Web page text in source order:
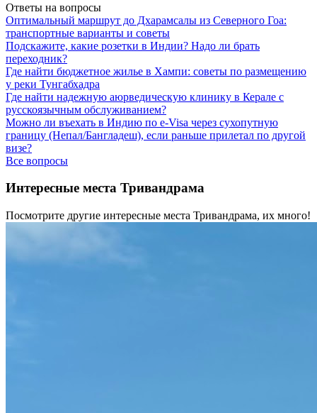
Ответы на вопросы
Оптимальный маршрут до Дхарамсалы из Северного Гоа:
транспортные варианты и советы
Подскажите, какие розетки в Индии? Надо ли брать
переходник?
Где найти бюджетное жилье в Хампи: советы по размещению
у реки Тунгабхадра
Где найти надежную аюрведическую клинику в Керале с
русскоязычным обслуживанием?
Можно ли въехать в Индию по e-Visa через сухопутную
границу (Непал/Бангладеш), если раньше прилетал по другой
визе?
Все вопросы
Интересные места Тривандрама
Посмотрите другие интересные места Тривандрама, их много!